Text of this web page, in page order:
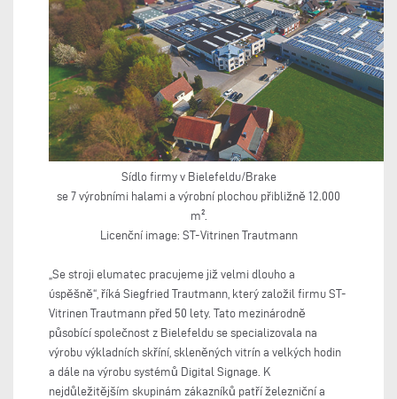
Sídlo firmy v Bielefeldu/Brake
se 7 výrobními halami a výrobní plochou přibližně 12.000
m².
Licenční image: ST-Vitrinen Trautmann
„Se stroji elumatec pracujeme již velmi dlouho a
úspěšně“, říká Siegfried Trautmann, který založil firmu ST-
Vitrinen Trautmann před 50 lety. Tato mezinárodně
působící společnost z Bielefeldu se specializovala na
výrobu výkladních skříní, skleněných vitrín a velkých hodin
a dále na výrobu systémů Digital Signage. K
nejdůležitějším skupinám zákazníků patří železniční a